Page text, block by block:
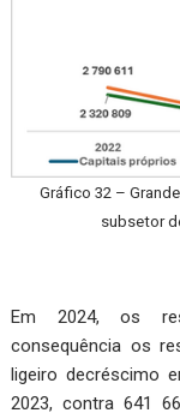
Gráfico 32 –
subsetor
Em 2024, os
consequência os
ligeiro decréscimo
2023, contra 641